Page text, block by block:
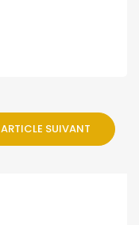
ARTICLE SUIVANT